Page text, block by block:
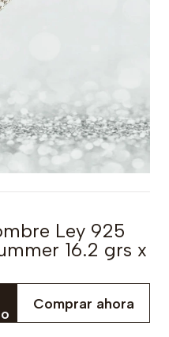
Ley 925
16.2 grs x
Comprar ahora